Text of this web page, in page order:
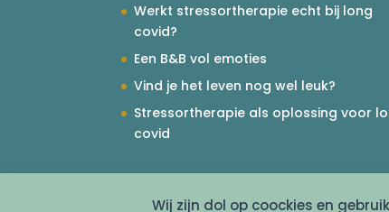
Wij zijn dol op coockies en
Werkt stressortherapie echt bij long
covid?
Een B&B vol emoties
Vind je het leven nog wel leuk?
Stressortherapie als oplossing voor
covid